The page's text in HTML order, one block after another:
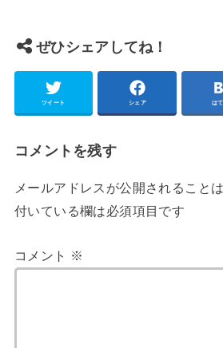
ぜひシェアしてね！
ツイート シェア は
コメントを残す
メールアドレスが公開されること
付いている欄は必須項目です
コメント ※